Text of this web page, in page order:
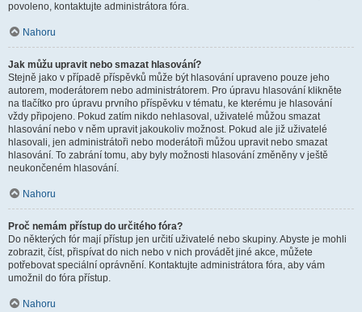
povoleno, kontaktujte administrátora fóra.
Nahoru
Jak můžu upravit nebo smazat hlasování?
Stejně jako v případě příspěvků může být hlasování upraveno pouze jeho
autorem, moderátorem nebo administrátorem. Pro úpravu hlasování klikněte
na tlačítko pro úpravu prvního příspěvku v tématu, ke kterému je hlasování
vždy připojeno. Pokud zatím nikdo nehlasoval, uživatelé můžou smazat
hlasování nebo v něm upravit jakoukoliv možnost. Pokud ale již uživatelé
hlasovali, jen administrátoři nebo moderátoři můžou upravit nebo smazat
hlasování. To zabrání tomu, aby byly možnosti hlasování změněny v ještě
neukončeném hlasování.
Nahoru
Proč nemám přístup do určitého fóra?
Do některých fór mají přístup jen určití uživatelé nebo skupiny. Abyste je mohli
zobrazit, číst, přispívat do nich nebo v nich provádět jiné akce, můžete
potřebovat speciální oprávnění. Kontaktujte administrátora fóra, aby vám
umožnil do fóra přístup.
Nahoru